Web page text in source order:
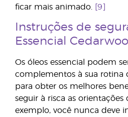
ficar mais animado.
[9]
Instruções de
Essencial
Os óleos essencial podem
complementos à sua rotina
para obter os melhores
seguir à risca as orientações
exemplo, você nunca deve